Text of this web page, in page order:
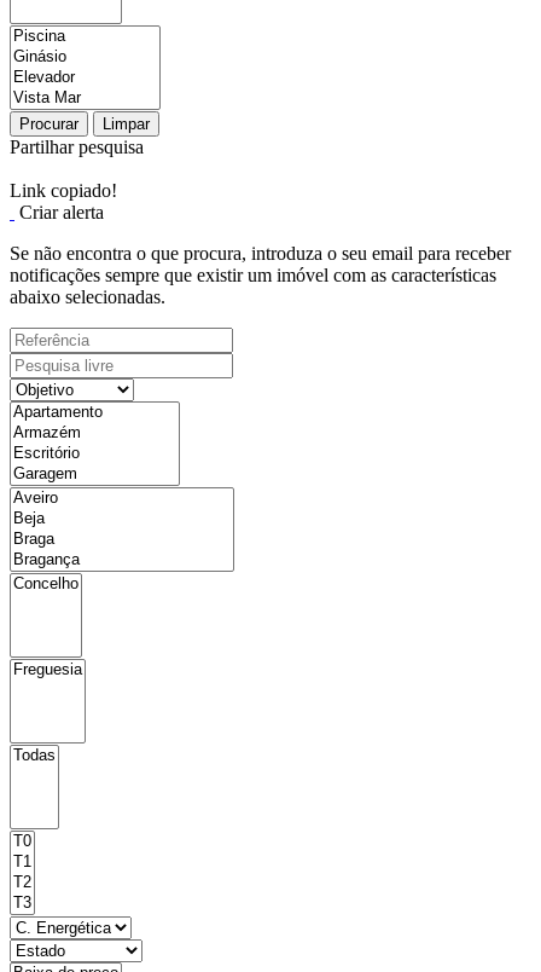
Procurar Limpar
Partilhar pesquisa
Link copiado!
Criar alerta
Se não encontra o que procura, introduza o seu email para receber
notificações sempre que existir um imóvel com as características
abaixo selecionadas.